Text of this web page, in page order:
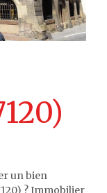
un bien
? Immobilier